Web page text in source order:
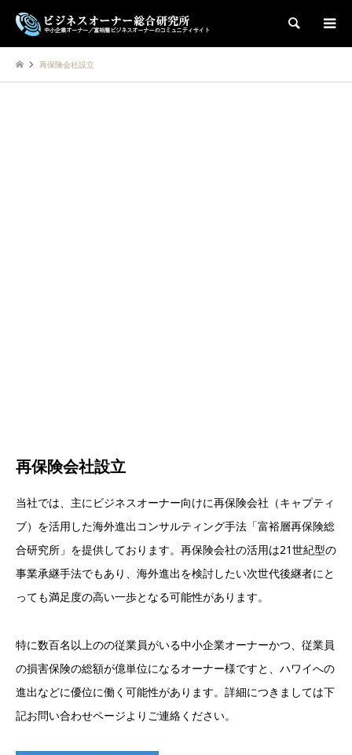
検索
再保険会社設立
再保険会社設立
当社では、主にビジネスオーナー向けに再保険会社（キャプティ
ブ）を活用した海外進出コンサルティング手法「富裕層再保険総
合研究所」を提供しております。再保険会社の活用は21世紀型の
事業承継手法でもあり、海外進出を検討したい次世代後継者にと
っても満足度の高い一歩となる可能性があります。
特に数百名以上のの従業員がいる中小企業オーナーかつ、従業員
の損害保険の総額が億単位になるオーナー様ですと、ハワイへの
進出などに優位に働く可能性があります。詳細につきましては下
記お問い合わせページよりご連絡ください。